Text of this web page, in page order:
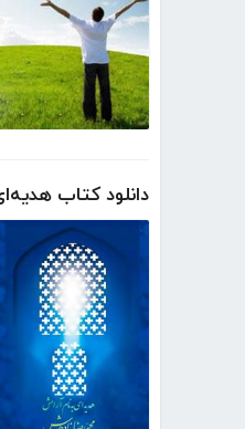
دانلود کتاب